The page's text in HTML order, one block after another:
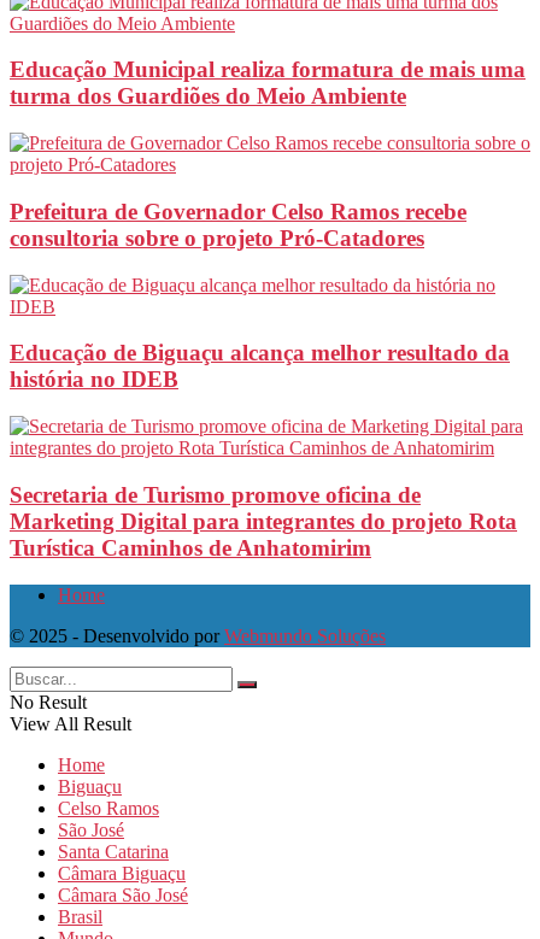
Educação Municipal realiza formatura de mais uma
turma dos Guardiões do Meio Ambiente
Prefeitura de Governador Celso Ramos recebe
consultoria sobre o projeto Pró-Catadores
Educação de Biguaçu alcança melhor resultado da
história no IDEB
Secretaria de Turismo promove oficina de
Marketing Digital para integrantes do projeto Rota
Turística Caminhos de Anhatomirim
Home
© 2025 - Desenvolvido porWebmundo Soluções
No Result
View All Result
Home
Biguaçu
Celso Ramos
São José
Santa Catarina
Câmara Biguaçu
Câmara São José
Brasil